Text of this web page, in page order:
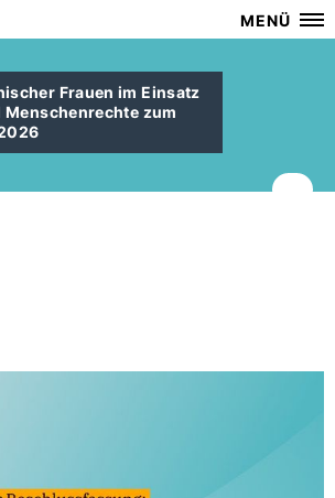
MENÜ
Frauen im Einsatz
zum